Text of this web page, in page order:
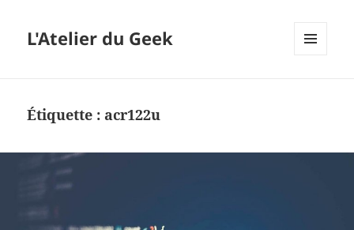
L'Atelier du Geek
Étiquette : acr122u